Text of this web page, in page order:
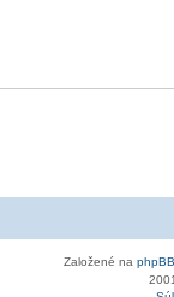
Založené na phpBB